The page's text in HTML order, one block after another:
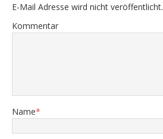
E-Mail Adresse wird nicht veröffentlicht.
Kommentar
Name*